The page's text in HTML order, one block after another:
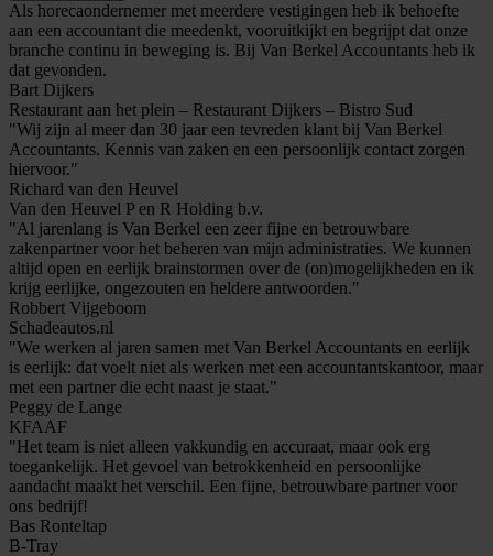
Als horecaondernemer met meerdere vestigingen heb ik behoefte
aan een accountant die meedenkt, vooruitkijkt en begrijpt dat onze
branche continu in beweging is. Bij Van Berkel Accountants heb ik
dat gevonden.
Bart Dijkers
Restaurant aan het plein – Restaurant Dijkers – Bistro Sud
"Wij zijn al meer dan 30 jaar een tevreden klant bij Van Berkel
Accountants. Kennis van zaken en een persoonlijk contact zorgen
hiervoor."
Richard van den Heuvel
Van den Heuvel P en R Holding b.v.
"Al jarenlang is Van Berkel een zeer fijne en betrouwbare
zakenpartner voor het beheren van mijn administraties. We kunnen
altijd open en eerlijk brainstormen over de (on)mogelijkheden en ik
krijg eerlijke, ongezouten en heldere antwoorden."
Robbert Vijgeboom
Schadeautos.nl
"We werken al jaren samen met Van Berkel Accountants en eerlijk
is eerlijk: dat voelt niet als werken met een accountantskantoor, maar
met een partner die echt naast je staat."
Peggy de Lange
KFAAF
"Het team is niet alleen vakkundig en accuraat, maar ook erg
toegankelijk. Het gevoel van betrokkenheid en persoonlijke
aandacht maakt het verschil. Een fijne, betrouwbare partner voor
ons bedrijf!
Bas Ronteltap
B-Tray